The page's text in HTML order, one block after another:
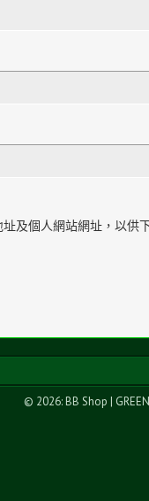
及個人網站網址，以供
© 2026: BB Shop |